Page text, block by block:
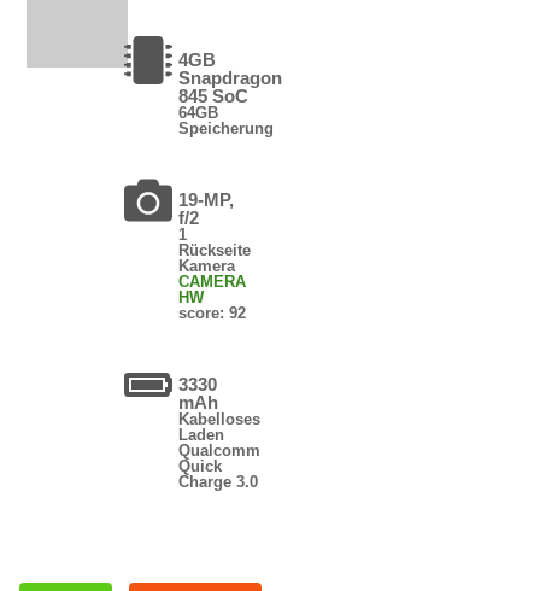
4GB
Snapdragon
845 SoC
64GB
Speicherung
19-MP,
f/2
1
Rückseite
Kamera
CAMERA
HW
score: 92
3330
mAh
Kabelloses
Laden
Qualcomm
Quick
Charge 3.0